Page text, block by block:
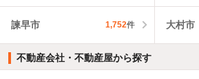
諫早市 1,752件 大村市
不動産会社・不動産屋から探す